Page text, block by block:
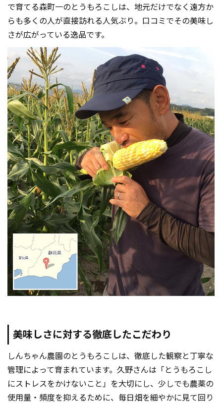
で育てる森町一のとうもろこしは、地元だけでなく遠方か
らも多くの人が直接訪れる人気ぶり。口コミでその美味し
さが広がっている逸品です。
美味しさに対する徹底したこだわり
しんちゃん農園のとうもろこしは、徹底した観察と丁寧な
管理によって育まれています。久野さんは「とうもろこし
にストレスをかけないこと」を大切にし、少しでも農薬の
使用量・頻度を抑えるために、毎日畑を細やかに見て回り